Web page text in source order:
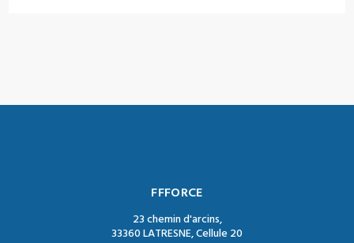
FFFORCE
23 chemin d'arcins,
33360 LATRESNE, Cellule 20